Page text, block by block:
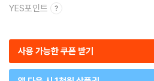
YES포인트
사용 가능한 쿠폰 받기